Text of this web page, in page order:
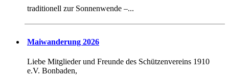
traditionell zur Sonnenwende –...
Maiwanderung 2026
Liebe Mitglieder und Freunde des Schützenvereins 1910
e.V. Bonbaden,